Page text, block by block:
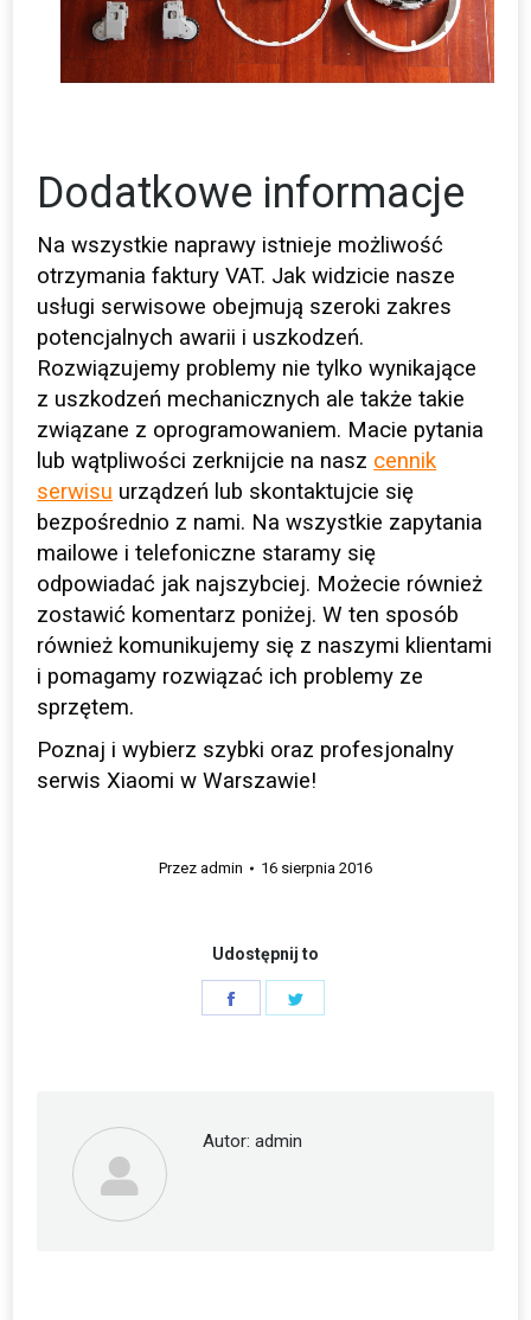
Dodatkowe informacje
Na wszystkie naprawy istnieje możliwość
otrzymania faktury VAT. Jak widzicie nasze
usługi serwisowe obejmują szeroki zakres
potencjalnych awarii i uszkodzeń.
Rozwiązujemy problemy nie tylko wynikające
z uszkodzeń mechanicznych ale także takie
związane z oprogramowaniem. Macie pytania
lub wątpliwości zerknijcie na nasz cennik
serwisu urządzeń lub skontaktujcie się
bezpośrednio z nami. Na wszystkie zapytania
mailowe i telefoniczne staramy się
odpowiadać jak najszybciej. Możecie również
zostawić komentarz poniżej. W ten sposób
również komunikujemy się z naszymi klientami
i pomagamy rozwiązać ich problemy ze
sprzętem.
Poznaj i wybierz szybki oraz profesjonalny
serwis Xiaomi w Warszawie!
Przez admin 16 sierpnia 2016
Udostępnij to
Autor: admin